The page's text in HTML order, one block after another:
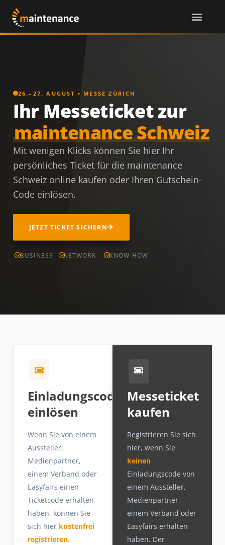
26.–27. AUGUST • MESSE ZÜRICH
Ihr Messeticket zur
maintenance Schweiz
Mit wenigen Klicks können Sie hier Ihr
persönliches Ticket für die maintenance
Schweiz online kaufen oder Ihren Gutschein-
Code einlösen.
JETZT TICKET SICHERN
BUSINESS NETWORK KNOW-HOW
Einladungscode
einlösen
Wenn Sie von einem
Aussteller,
Medienpartner,
einem Verband oder
Easyfairs einen
Ticketcode erhalten
haben, können Sie
sich hier kostenfrei
registrieren.
Messeticket
kaufen
Registrieren Sie sich
hier, wenn Sie
keinen
Einladungscode von
einem Aussteller,
Medienpartner,
einem Verband oder
Easyfairs erhalten
haben. Der